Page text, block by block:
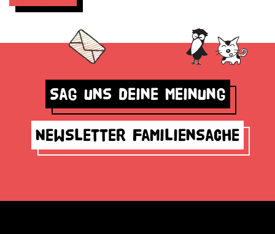
Sag uns deine Meinung
Newsletter Familiensache